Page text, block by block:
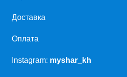
Доставка
Оплата
Instagram: myshar_kh